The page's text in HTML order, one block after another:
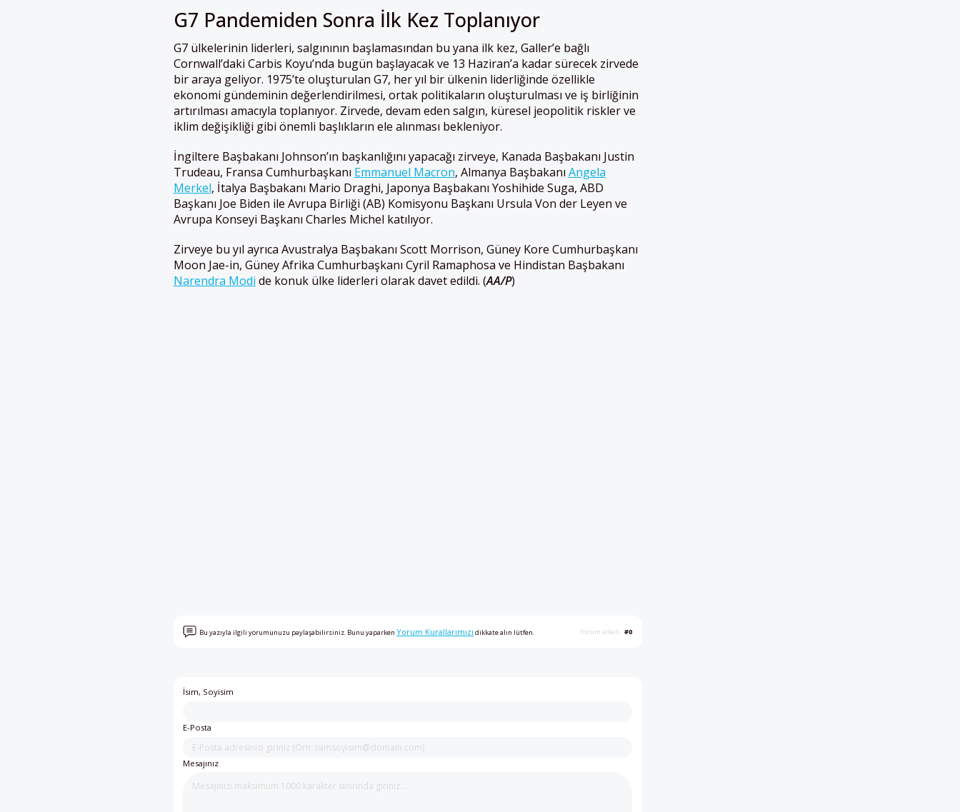
G7 Pandemiden Sonra İlk Kez Toplanıyor
G7 ülkelerinin liderleri, salgınının başlamasından bu yana ilk kez, Galler’e bağlı
Cornwall’daki Carbis Koyu’nda bugün başlayacak ve 13 Haziran’a kadar sürecek zirvede
bir araya geliyor. 1975’te oluşturulan G7, her yıl bir ülkenin liderliğinde özellikle
ekonomi gündeminin değerlendirilmesi, ortak politikaların oluşturulması ve iş birliğinin
artırılması amacıyla toplanıyor. Zirvede, devam eden salgın, küresel jeopolitik riskler ve
iklim değişikliği gibi önemli başlıkların ele alınması bekleniyor.
İngiltere Başbakanı Johnson’ın başkanlığını yapacağı zirveye, Kanada Başbakanı Justin
Trudeau, Fransa Cumhurbaşkanı Emmanuel Macron, Almanya BaşbakanıAngela
Merkel, İtalya Başbakanı Mario Draghi, Japonya Başbakanı Yoshihide Suga, ABD
Başkanı Joe Biden ile Avrupa Birliği (AB) Komisyonu Başkanı Ursula Von der Leyen ve
Avrupa Konseyi Başkanı Charles Michel katılıyor.
Zirveye bu yıl ayrıca Avustralya Başbakanı Scott Morrison, Güney Kore Cumhurbaşkanı
Moon Jae-in, Güney Afrika Cumhurbaşkanı Cyril Ramaphosa ve Hindistan Başbakanı
Narendra Modide konuk ülke liderleri olarak davet edildi. (AA/P)
Bu yazıyla ilgili yorumunuzu paylaşabilirsiniz. Bunu yaparkenYorum Kurallarımızı dikkate alın lütfen. Yorum adedi #0
İsim, Soyisim
E-Posta
Mesajınız